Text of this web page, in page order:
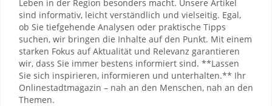
Leben in der Region besonders macht. Unsere Artikel
sind informativ, leicht verständlich und vielseitig. Egal,
ob Sie tiefgehende Analysen oder praktische Tipps
suchen, wir bringen die Inhalte auf den Punkt. Mit einem
starken Fokus auf Aktualität und Relevanz garantieren
wir, dass Sie immer bestens informiert sind. **Lassen
Sie sich inspirieren, informieren und unterhalten.** Ihr
Onlinestadtmagazin – nah an den Menschen, nah an den
Themen.